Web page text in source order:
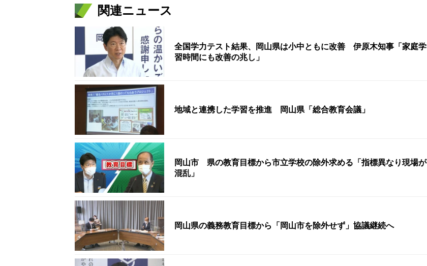
関連ニュース
全国学力テスト結果、岡山県は小中ともに改善 伊原木知事「家庭学
習時間にも改善の兆し」
地域と連携した学習を推進 岡山県「総合教育会議」
岡山市 県の教育目標から市立学校の除外求める「指標異なり現場が
混乱」
岡山県の義務教育目標から「岡山市を除外せず」協議継続へ